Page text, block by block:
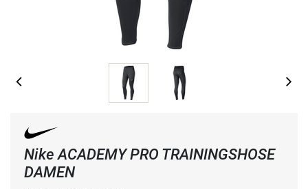
Nike ACADEMY PRO TRAININGSHOSE
DAMEN